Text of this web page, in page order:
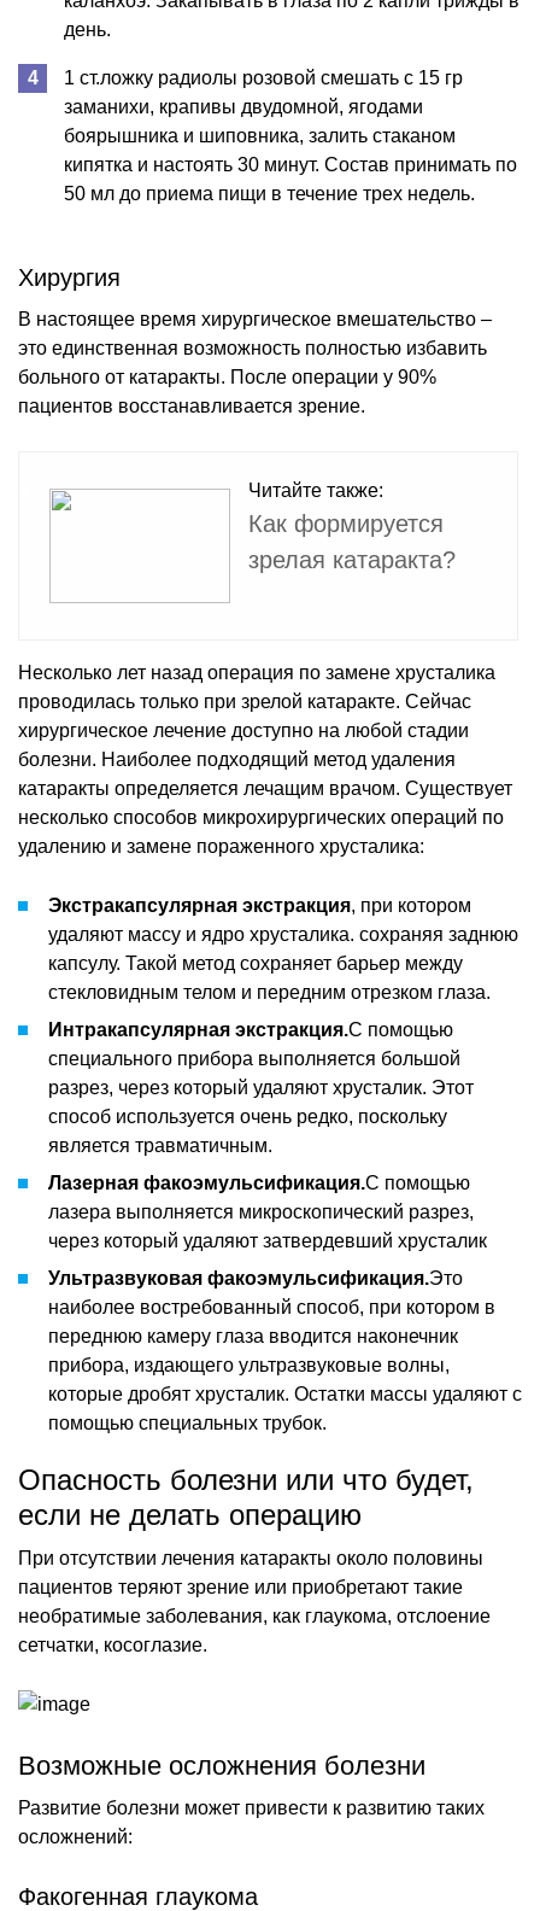
день.
1 ст.ложку радиолы розовой смешать с 15 гр
заманихи, крапивы двудомной, ягодами
боярышника и шиповника, залить стаканом
кипятка и настоять 30 минут. Состав принимать по
50 мл до приема пищи в течение трех недель.
Хирургия
В настоящее время хирургическое вмешательство –
это единственная возможность полностью избавить
больного от катаракты. После операции у 90%
пациентов восстанавливается зрение.
Читайте также:
Как формируется
зрелая катаракта?
Несколько лет назад операция по замене хрусталика
проводилась только при зрелой катаракте. Сейчас
хирургическое лечение доступно на любой стадии
болезни. Наиболее подходящий метод удаления
катаракты определяется лечащим врачом. Существует
несколько способов микрохирургических операций по
удалению и замене пораженного хрусталика:
Экстракапсулярная экстракция, при котором
удаляют массу и ядро хрусталика. сохраняя заднюю
капсулу. Такой метод сохраняет барьер между
стекловидным телом и передним отрезком глаза.
Интракапсулярная экстракция.С помощью
специального прибора выполняется большой
разрез, через который удаляют хрусталик. Этот
способ используется очень редко, поскольку
является травматичным.
Лазерная факоэмульсификация.С помощью
лазера выполняется микроскопический разрез,
через который удаляют затвердевший хрусталик
Ультразвуковая факоэмульсификация.Это
наиболее востребованный способ, при котором в
переднюю камеру глаза вводится наконечник
прибора, издающего ультразвуковые волны,
которые дробят хрусталик. Остатки массы удаляют с
помощью специальных трубок.
Опасность болезни или что будет,
если не делать операцию
При отсутствии лечения катаракты около половины
пациентов теряют зрение или приобретают такие
необратимые заболевания, как глаукома, отслоение
сетчатки, косоглазие.
Возможные осложнения болезни
Развитие болезни может привести к развитию таких
осложнений:
Факогенная глаукома